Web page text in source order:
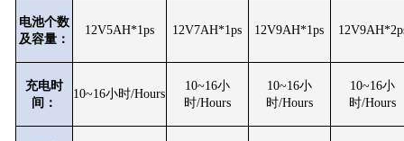
电池个数
及容量：
12V5AH*1ps 12V7AH*1ps 12V9AH*1ps
充电时
间：
10~16小时/Hours
10~16小
时/Hours
10~16小
时/Hours
10~16小
时/Hours